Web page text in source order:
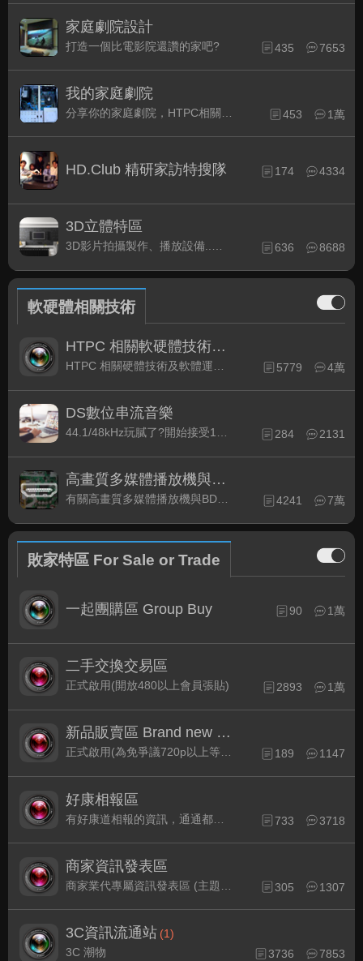
家庭劇院設計
打造一個比電影院還讚的家吧? 435 7653
我的家庭劇院
453 1萬
HD.Club 精研家訪特搜隊 174 4334
3D立體特區
3D影片拍攝製作、播放設備..等相關討論 636 8688
軟硬體相關技術
HTPC 相關軟硬體技術及運用
5779 4萬
DS數位串流音樂
284 2131
高畫質多媒體播放機與BD討論區
有關高畫質多媒體播放機與BD相關討論區 4241 7萬
敗家特區 For Sale or Trade
一起團購區 Group Buy 90 1萬
二手交換交易區
正式啟用(開放480以上會員張貼) 2893 1萬
新品販賣區 Brand new Plaza
正式啟用(為免爭議720p以上等級發表限定) 189 1147
好康相報區
733 3718
商家資訊發表區
305 1307
3C資訊流通站 (1)
3C 潮物
3736 7853